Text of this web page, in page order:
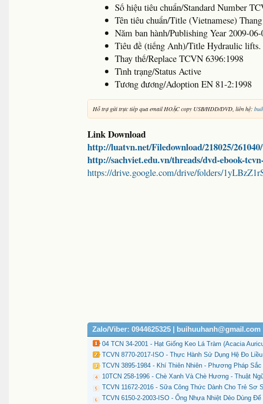
Số hiệu tiêu chuẩn/Standard Number
Tên tiêu chuẩn/Title (Vietnamese)
Năm ban hành/Publishing Year 2009-
Tiêu đề (tiếng Anh)/Title Hydraulic lifts.
Thay thế/Replace TCVN 6396:1998
Tình trạng/Status Active
Tương đương/Adoption EN 81-2:1998
Hỗ trợ gửi trực tiếp qua email HOẶC copy USB/HDD/DVD, liên hệ:
Link Download
http://luatvn.net/Filedownload/218025/
http://sachviet.edu.vn/threads/dvd-ebook-
https://drive.google.com/drive/folders/
Zalo/Viber: 0944625325 | buihuuhanh@gmail.com
04 TCN 34-2001 - Hạt Giống Keo Lá Tràm (Acacia
TCVN 8770-2017-ISO - Thực Hành Sử Dụng Hệ Đo
TCVN 3895-1984 - Khí Thiên Nhiên - Phương Pháp
10TCN 258-1996 - Chè Xanh Và Chè Hương - Thuật
TCVN 11672-2016 - Sữa Công Thức Dành Cho Trẻ
TCVN 6150-2-2003-ISO - Ống Nhựa Nhiệt Dẻo Dùng